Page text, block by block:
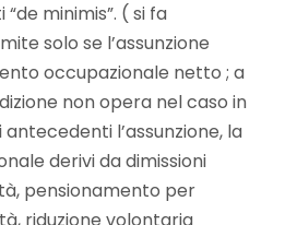
minimis”. ( si fa
solo se l’assunzione
occupazionale netto ; a
non opera nel caso in
antecedenti l’assunzione, la
derivi da dimissioni
pensionamento per